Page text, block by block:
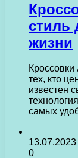
стиль
жизни
тех, кто
известен
самых
13.07.2023
0